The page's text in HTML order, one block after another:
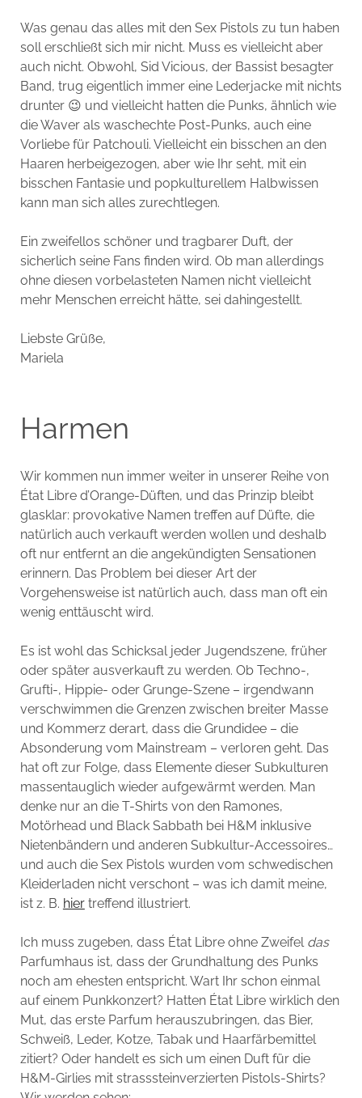
Was genau das alles mit den Sex Pistols zu tun haben
soll erschließt sich mir nicht. Muss es vielleicht aber
auch nicht. Obwohl, Sid Vicious, der Bassist besagter
Band, trug eigentlich immer eine Lederjacke mit nichts
drunter 😉 und vielleicht hatten die Punks, ähnlich wie
die Waver als waschechte Post-Punks, auch eine
Vorliebe für Patchouli. Vielleicht ein bisschen an den
Haaren herbeigezogen, aber wie Ihr seht, mit ein
bisschen Fantasie und popkulturellem Halbwissen
kann man sich alles zurechtlegen.
Ein zweifellos schöner und tragbarer Duft, der
sicherlich seine Fans finden wird. Ob man allerdings
ohne diesen vorbelasteten Namen nicht vielleicht
mehr Menschen erreicht hätte, sei dahingestellt.
Liebste Grüße,
Mariela
Harmen
Wir kommen nun immer weiter in unserer Reihe von
État Libre d’Orange-Düften, und das Prinzip bleibt
glasklar: provokative Namen treffen auf Düfte, die
natürlich auch verkauft werden wollen und deshalb
oft nur entfernt an die angekündigten Sensationen
erinnern. Das Problem bei dieser Art der
Vorgehensweise ist natürlich auch, dass man oft ein
wenig enttäuscht wird.
Es ist wohl das Schicksal jeder Jugendszene, früher
oder später ausverkauft zu werden. Ob Techno-,
Grufti-, Hippie- oder Grunge-Szene – irgendwann
verschwimmen die Grenzen zwischen breiter Masse
und Kommerz derart, dass die Grundidee – die
Absonderung vom Mainstream – verloren geht. Das
hat oft zur Folge, dass Elemente dieser Subkulturen
massentauglich wieder aufgewärmt werden. Man
denke nur an die T-Shirts von den Ramones,
Motörhead und Black Sabbath bei H&M inklusive
Nietenbändern und anderen Subkultur-Accessoires…
und auch die Sex Pistols wurden vom schwedischen
Kleiderladen nicht verschont – was ich damit meine,
ist z. B. hiertreffend illustriert.
Ich muss zugeben, dass État Libre ohne Zweifel das
Parfumhaus ist, dass der Grundhaltung des Punks
noch am ehesten entspricht. Wart Ihr schon einmal
auf einem Punkkonzert? Hatten État Libre wirklich den
Mut, das erste Parfum herauszubringen, das Bier,
Schweiß, Leder, Kotze, Tabak und Haarfärbemittel
zitiert? Oder handelt es sich um einen Duft für die
H&M-Girlies mit strasssteinverzierten Pistols-Shirts?